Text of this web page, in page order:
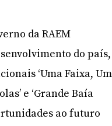
da RAEM
do país,
‘Uma Faixa,
e ‘Grande Baía
ao futuro